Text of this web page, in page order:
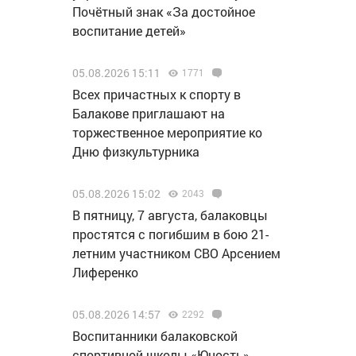
Почётный знак «За достойное
воспитание детей»
05.08.2026 15:11 1771
Всех причастных к спорту в
Балакове приглашают на
торжественное мероприятие ко
Дню физкультурника
05.08.2026 15:02 2043
В пятницу, 7 августа, балаковцы
простятся с погибшим в бою 21-
летним участником СВО Арсением
Лиференко
05.08.2026 14:57 2292
Воспитанники балаковской